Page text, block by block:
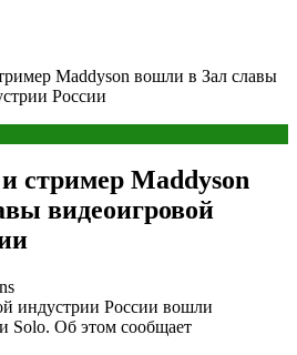
Maddyson вошли в Зал славы
России
стример Maddyson
видеоигровой
индустрии России вошли
Solo. Об этом сообщает